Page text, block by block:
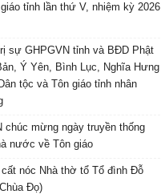
tỉnh lần thứ V, nhiệm kỳ 2026
sự GHPGVN tỉnh và BĐD Phật
Ý Yên, Bình Lục, Nghĩa Hưng
tộc và Tôn giáo tỉnh nhân
chúc mừng ngày truyền thống
nước về Tôn giáo
nóc Nhà thờ tổ Tổ đình Đỗ
Đọ)